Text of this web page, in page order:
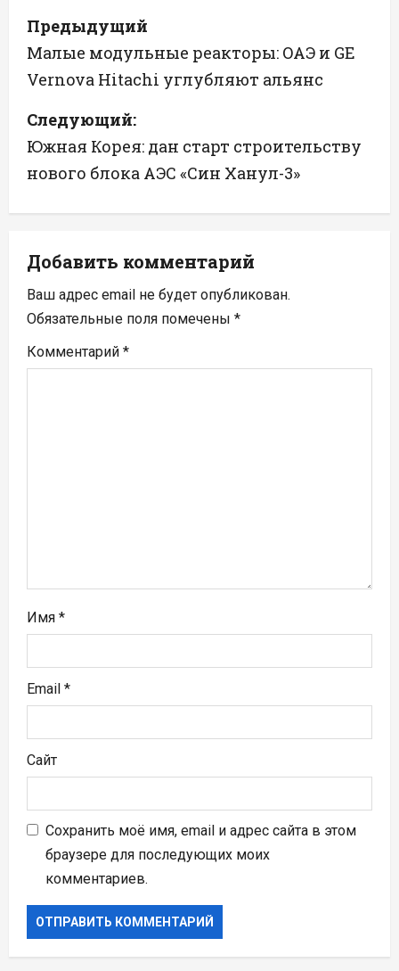
Н
а
в
и
г
а
и
я
п
я
Предыдущий
Малые модульные реакторы: ОАЭ и GE
Vernova Hitachi углубляют альянс
Следующий:
Южная Корея: дан старт строительству
нового блока АЭС «Син Ханул-3»
Добавить комментарий
Ваш адрес email не будет опубликован.
Обязательные поля помечены *
Комментарий *
Имя *
Email *
Сайт
Сохранить моё имя, email и адрес сайта в этом
браузере для последующих моих
комментариев.